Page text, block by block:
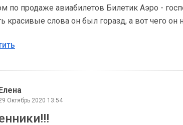
по продаже авиабилетов Билетик Аэро -
красивые слова он был горазд, а вот чего
Октябрь 2020 13:54